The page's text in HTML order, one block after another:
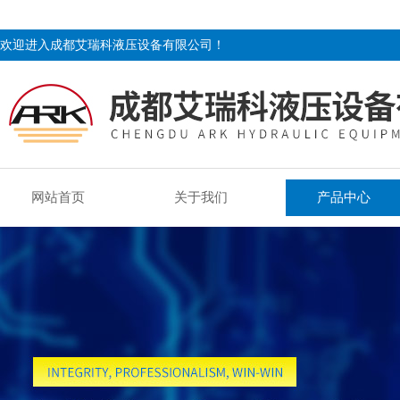
欢迎进入成都艾瑞科液压设备有限公司！
网站首页 关于我们 产品中心